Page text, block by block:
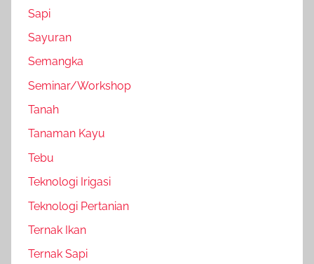
Sapi
Sayuran
Semangka
Seminar/Workshop
Tanah
Tanaman Kayu
Tebu
Teknologi Irigasi
Teknologi Pertanian
Ternak Ikan
Ternak Sapi